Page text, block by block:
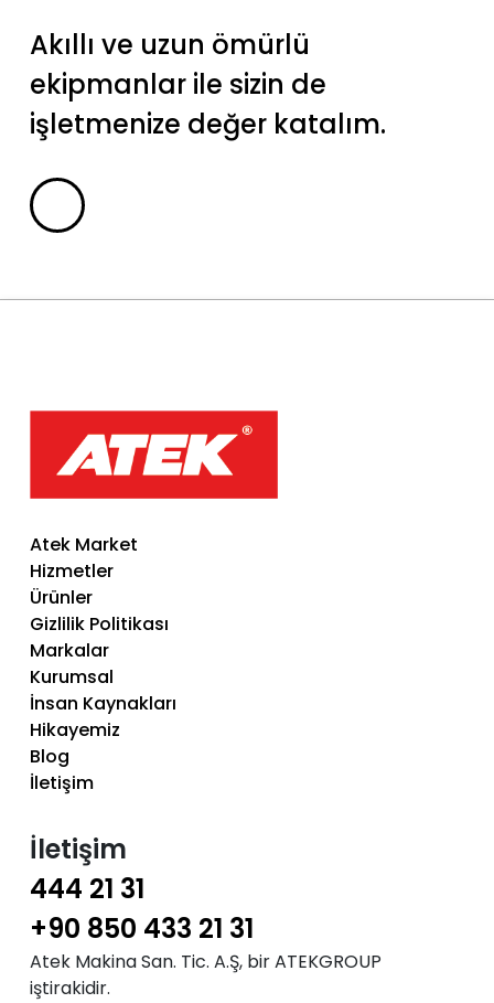
Akıllı ve uzun ömürlü
ekipmanlar ile sizin de
işletmenize değer katalım.
Atek Market
Hizmetler
Ürünler
Gizlilik Politikası
Markalar
Kurumsal
İnsan Kaynakları
Hikayemiz
Blog
İletişim
İletişim
444 21 31
+90 850 433 21 31
Atek Makina San. Tic. A.Ş, bir ATEKGROUP
iştirakidir.